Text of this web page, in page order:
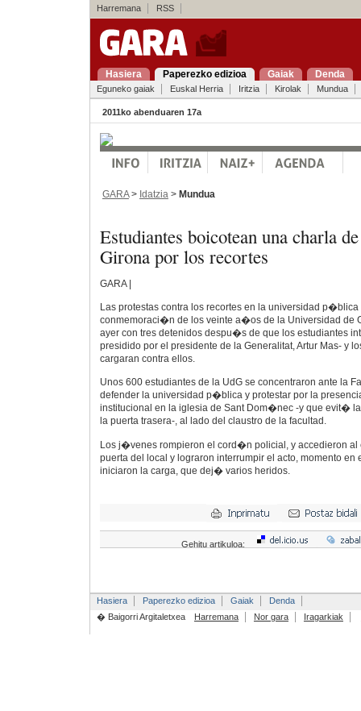
Harremana RSS
Hasiera Paperezko edizioa Gaiak Denda
Eguneko gaiak Euskal Herria Iritzia Kirolak Mundua
2011ko abenduaren 17a
GARA> Idatzia > Mundua
Estudiantes boicotean una charla
Girona por los recortes
GARA |
Las protestas contra los recortes en la universidad p�blica
conmemoraci�n de los veinte a�os de la Universidad de
ayer con tres detenidos despu�s de que los estudiantes
presidido por el presidente de la Generalitat, Artur Mas- y
cargaran contra ellos.
Unos 600 estudiantes de la UdG se concentraron ante la
defender la universidad p�blica y protestar por la
institucional en la iglesia de Sant Dom�nec -y que evit�
la puerta trasera-, al lado del claustro de la facultad.
Los j�venes rompieron el cord�n policial, y accedieron al
puerta del local y lograron interrumpir el acto, momento
iniciaron la carga, que dej� varios heridos.
Gehitu artikuloa:
Hasiera Paperezko edizioa Gaiak
Denda
� Baigorri Argitaletxea
Harremana Nor gara Iragarkiak